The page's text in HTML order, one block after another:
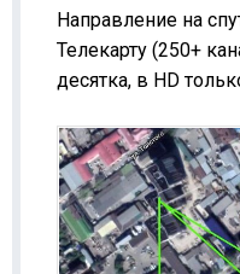
Направление на
Телекарту (250+
десятка, в HD